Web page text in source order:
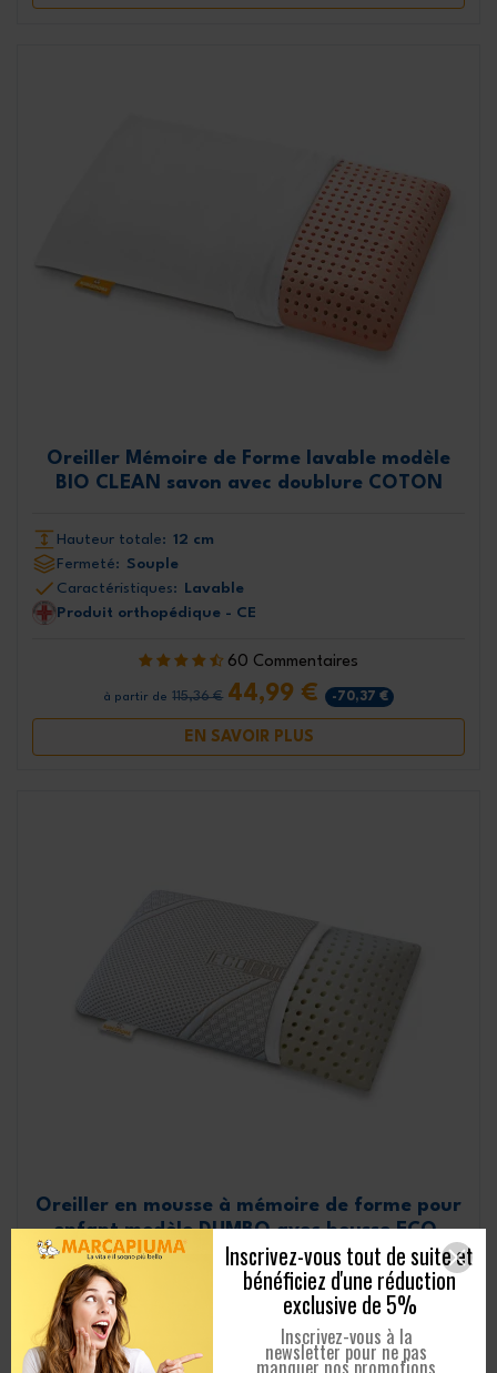
Oreiller Mémoire de Forme lavable modèle
BIO CLEAN savon avec doublure COTON
Hauteur totale: 12 cm
Fermeté: Souple
Caractéristiques:
Lavable
Produit orthopédique - CE
60 Commentaires
à partir de 115,36 € 44,99 € -70,37 €
EN SAVOIR PLUS
Oreiller en mousse à mémoire de forme pour
enfant modèle DUMBO avec housse ECO-
FRIENDLY
Hauteur totale:
Fermeté: Mi-Souple
Caractéristiques: Respirant, Coton
Inscrivez-vous tout de suite et
bénéficiez d'une réduction
exclusive de 5%
Inscrivez-vous à la
newsletter pour ne pas
manquer nos promotions